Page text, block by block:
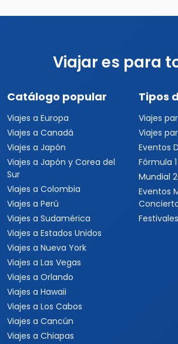
Viajar es para
Catálogo popular
Viajes a Europa
Viajes a Canadá
Viajes a Japón
Viajes a Japón y Corea del
Sur
Viajes a Colombia
Viajes a Perú
Viajes a Sudamérica
Viajes a Estados Unidos
Viajes a Nueva York
Viajes a Las Vegas
Viajes a Orlando
Viajes a Hawaii
Viajes a Los Cabos
Viajes a Cancún
Viajes a Chiapas
Tipos
Viajes
Viajes
Eventos
Fórmula 1
Mundial
Eventos
Festivales